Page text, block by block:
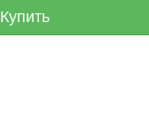
Купить